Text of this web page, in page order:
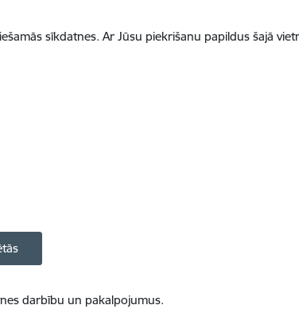
sīkdatnes. Ar Jūsu piekrišanu papildus šajā
darbību un pakalpojumus.